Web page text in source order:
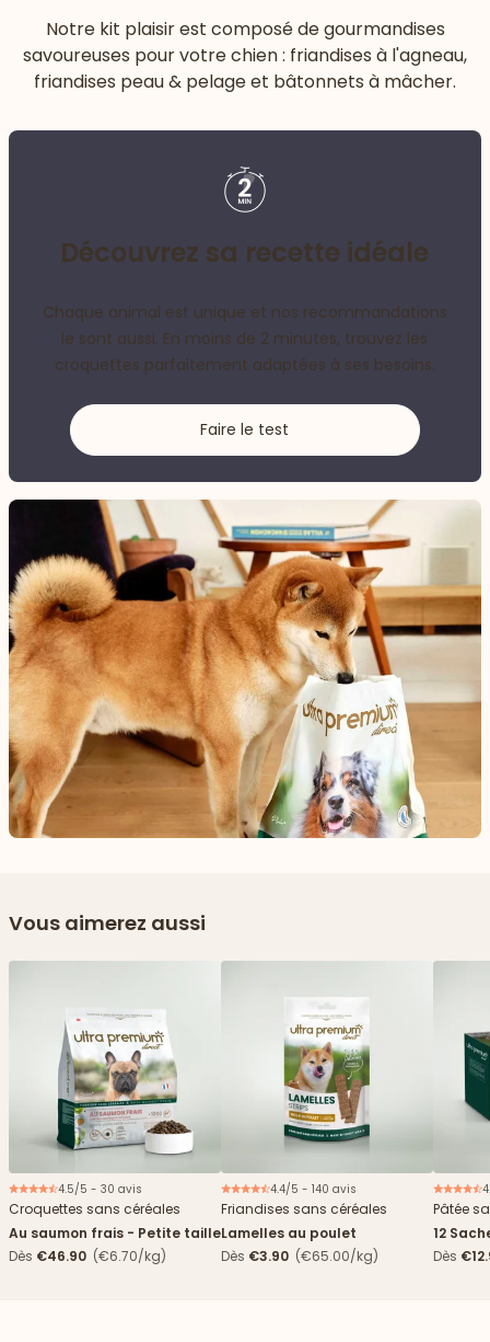
Notre kit plaisir est composé de gourmandises
savoureuses pour votre chien : friandises à l'agneau,
friandises peau & pelage et bâtonnets à mâcher.
Découvrez sa recette idéale
Chaque animal est unique et nos recommandations
le sont aussi. En moins de 2 minutes, trouvez les
croquettes parfaitement adaptées à ses besoins.
Faire le test
Vous aimerez aussi
4.5/5 - 30 avis
Croquettes sans céréales
Au saumon frais - Petite taille
Dès €46.90 (€6.70/kg)
4.4/5 - 140 avis
Friandises sans céréales
Lamelles au poulet
Dès €3.90 (€65.00/kg)
Pâtée
12
Dès